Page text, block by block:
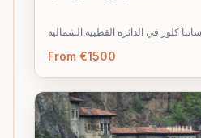
كلوز في الدائرة القطبية الشمالية
From €1500